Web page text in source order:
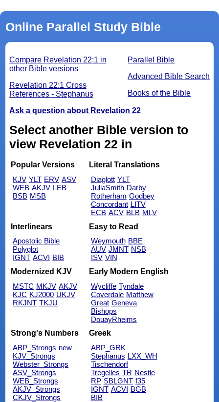
Online Parallel Study Bible
Parallel Bible
Advanced Bible Search
Books of the Bible
Compare Revelation 22:1 in
other Bible versions
Revelation 22:1 Cross
References - Stephanus
Ask a question about Revelation 22
Select another Bible version to
view Revelation 22 in
Popular Versions
KJV YLT ERV ASV
WEB AKJV LEB
BSB MSB
Literal Translations
Diaglott YLT
JuliaSmith Darby
Rotherham Godbey
Concordant LITV
ECB ACV BLB MLV
Interlinears
Apostolic Bible
Polyglot
IGNT ACVI BIB
Easy to Read
Weymouth BBE
AUV JMNT NSB
ISV VIN
Modernized KJV
MSTC MKJV AKJV
KJC KJ2000 UKJV
RKJNT TKJU
Early Modern English
Wycliffe Tyndale
Coverdale Matthew
Great Geneva
Bishops
DouayRheims
Strong's Numbers
ABP_Strongs new
KJV_Strongs
Webster_Strongs
ASV_Strongs
WEB_Strongs
AKJV_Strongs
CKJV_Strongs
Greek
ABP_GRK
Stephanus LXX_WH
Tischendorf
Tregelles TR Nestle
RP SBLGNT f35
IGNT ACVI BGB
BIB